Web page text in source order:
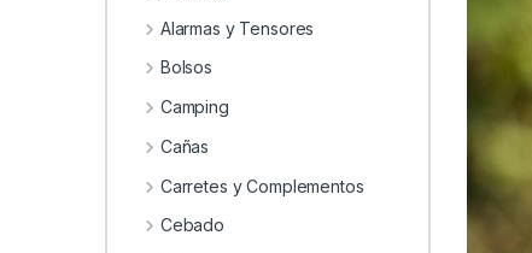
Alarmas y Tensores
Bolsos
Camping
Cañas
Carretes y Complementos
Cebado